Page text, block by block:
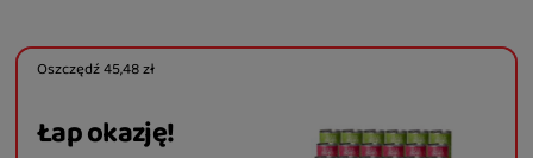
Oszczędź45,48 zł
Łap okazję!